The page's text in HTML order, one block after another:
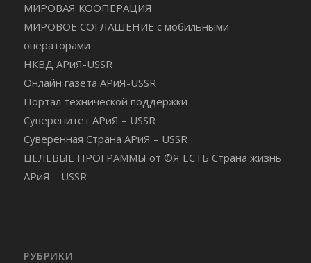
МИРОВАЯ КООПЕРАЦИЯ
МИРОВОЕ СОГЛАШЕНИЕ с мобильными
операторами
НКВД АРиЯ-USSR
Онлайн газета АРиЯ-USSR
Портал технической поддержки
Суверенитет АРиЯ – USSR
Суверенная Страна АРиЯ – USSR
ЦЕЛЕВЫЕ ПРОГРАММЫ от ©Я ЕСТЬ Страна жизнь
АРиЯ – USSR
РУБРИКИ